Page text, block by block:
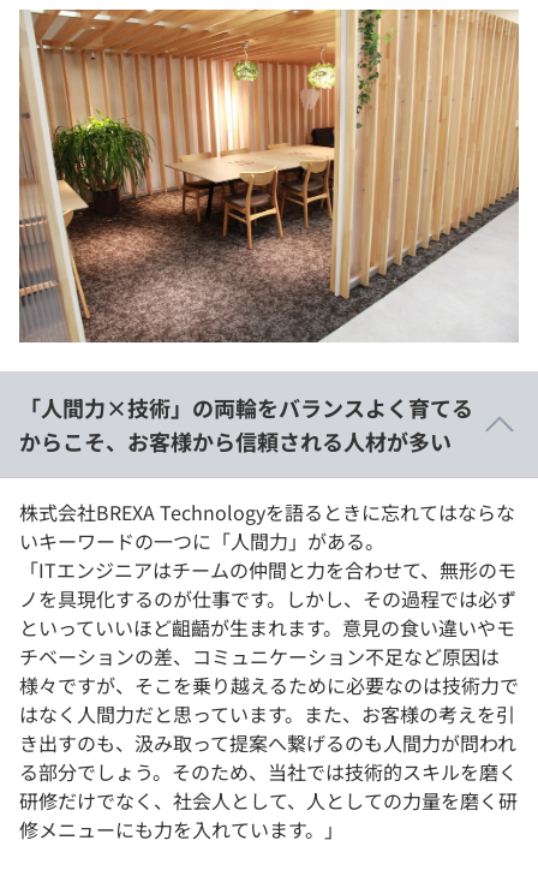
「人間力×技術」の両輪をバランスよく育てる
からこそ、お客様から信頼される人材が多い
株式会社BREXA Technologyを語るときに忘れてはならな
いキーワードの一つに「人間力」がある。
「ITエンジニアはチームの仲間と力を合わせて、無形のモ
ノを具現化するのが仕事です。しかし、その過程では必ず
といっていいほど齟齬が生まれます。意見の食い違いやモ
チベーションの差、コミュニケーション不足など原因は
様々ですが、そこを乗り越えるために必要なのは技術力で
はなく人間力だと思っています。また、お客様の考えを引
き出すのも、汲み取って提案へ繋げるのも人間力が問われ
る部分でしょう。そのため、当社では技術的スキルを磨く
研修だけでなく、社会人として、人としての力量を磨く研
修メニューにも力を入れています。」